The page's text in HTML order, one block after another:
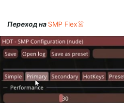
Переход на SMP Flex​👗